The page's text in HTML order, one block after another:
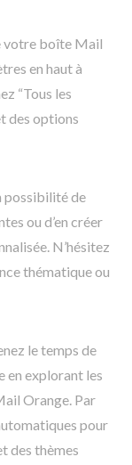
votre boîte Mail
en haut à
“Tous les
des options
possibilité de
ou d’en créer
N’hésitez
thématique ou
le temps de
en explorant les
Orange. Par
pour
des thèmes